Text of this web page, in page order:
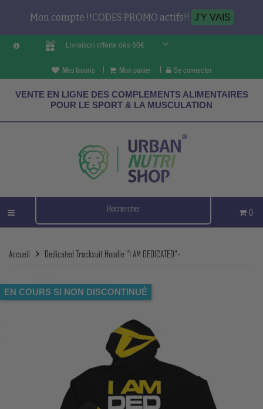
Mon compte !!CODES PROMO actifs!! J'Y VAIS
Livraison offerte dès 60€
Mes favoris Mon panier Se connecter
VENTE EN LIGNE DES COMPLEMENTS ALIMENTAIRES
POUR LE SPORT & LA MUSCULATION
0
Accueil Dedicated Tracksuit Hoodie "I AM DEDICATED"-
EN COURS SI NON DISCONTINUÉ